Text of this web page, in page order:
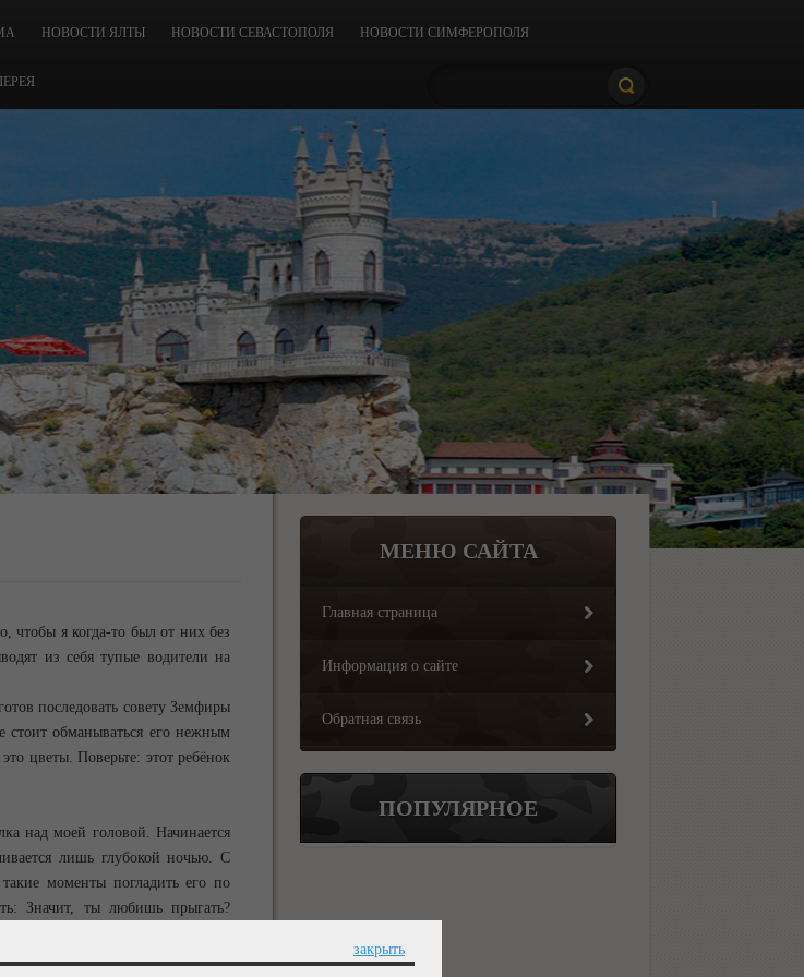
НОВОСТИ ЯЛТЫ НОВОСТИ СЕВАСТОПОЛЯ НОВОСТИ СИМФЕРОПОЛЯ
чтобы я когда-то был от них без
из себя тупые водители на
последовать совету Земфиры
стоит обманываться его нежным
цветы. Поверьте: этот ребёнок
над моей головой. Начинается
лишь глубокой ночью. С
моменты погладить его по
Значит, ты любишь прыгать?
Мне плевать, если там
же - по головам соседей прыгать
МЕНЮ САЙТА
Главная страница
Информация о сайте
Обратная связь
ПОПУЛЯРНОЕ
закрыть